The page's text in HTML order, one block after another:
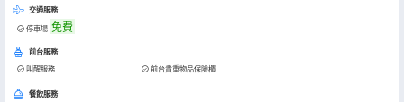
交通服務
停車場 免費
前台服務
叫醒服務 前台貴重物品保險櫃
餐飲服務